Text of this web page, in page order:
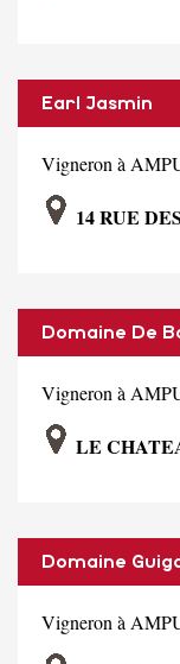
Earl Jasmin
Vigneron à
14 RUE
Domaine De
Vigneron à
LE
Domaine
Vigneron à